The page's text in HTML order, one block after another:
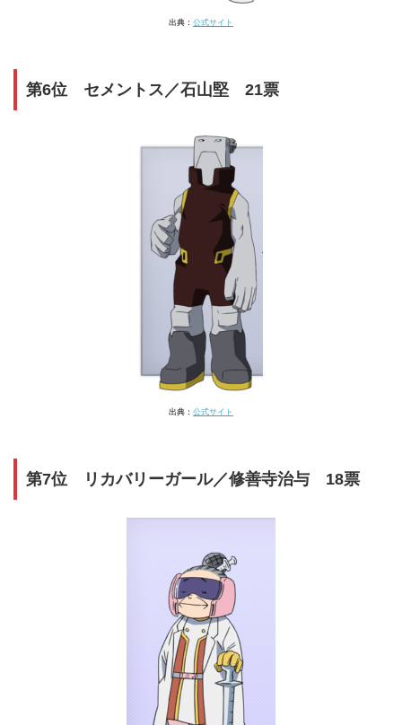
出典： 公式サイト
第6位 セメントス／石山堅 21票
出典： 公式サイト
第7位 リカバリーガール／修善寺治与 18票